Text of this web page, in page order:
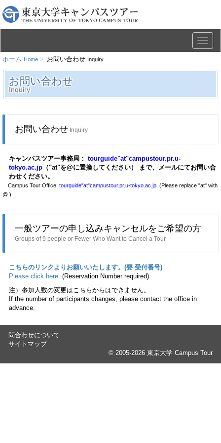
Toggle
ホーム Home お問い合わせ Inquiry
お問い合わせ
Inquiry
お問い合わせ Inquiry
キャンパスツアー事務局： tourguide"at"campustour.pr.u-
tokyo.ac.jp （"at"を@に置換してください） まで、メールにてお問い合
わせください。
Campus Tour Office: tourguide"at"campustour.pr.u-tokyo.ac.jp (Please replace "at" with
@.)
一般ツアーの申し込みキャンセルをご希望の方
Groups of 9 people or Fewer Who Want to Cancel a Tour
こちらのリンクよりお願いいたします。(要 受付番号)
Please click here. (Reservation Number required)
注）参加人数の変更はこちらからはできません。
If the number of participants changes, please contact the office in
advance.
問合わせについて
サイトマップ
© 2005-2026 東京大学 Campus Tour